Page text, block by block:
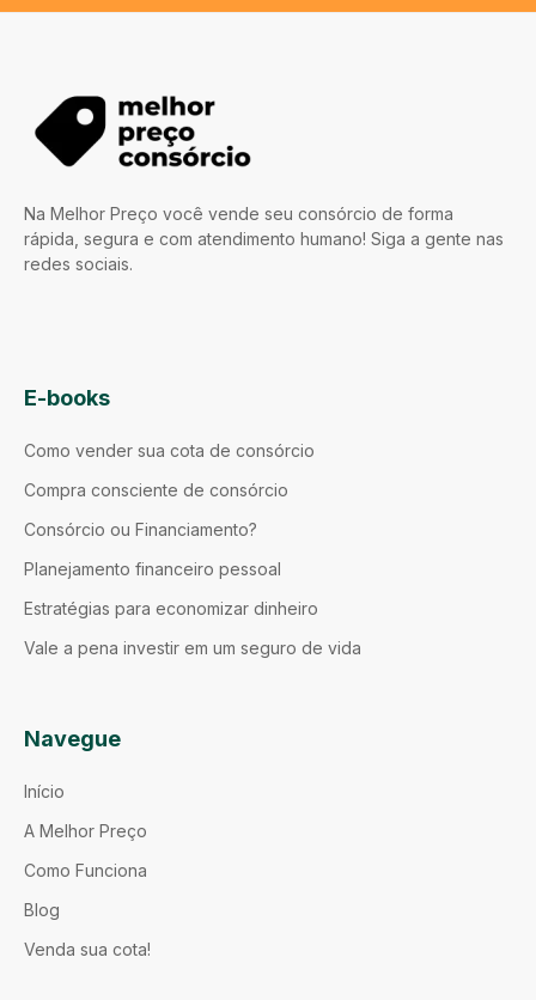
Na Melhor Preço você vende seu consórcio de forma
rápida, segura e com atendimento humano! Siga a gente nas
redes sociais.
E-books
Como vender sua cota de consórcio
Compra consciente de consórcio
Consórcio ou Financiamento?
Planejamento financeiro pessoal
Estratégias para economizar dinheiro
Vale a pena investir em um seguro de vida
Navegue
Início
A Melhor Preço
Como Funciona
Blog
Venda sua cota!